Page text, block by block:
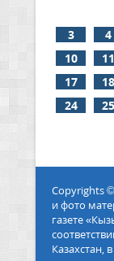
3
4
10
11
17
18
24
25
Copyrights
и фото
газете
Казахстан,